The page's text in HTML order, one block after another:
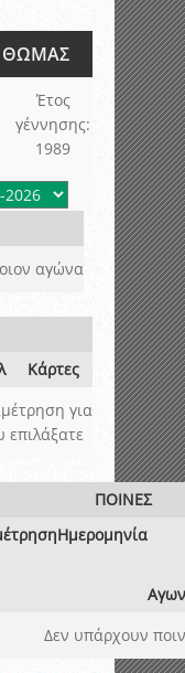
ΘΩΜΑΣ
Έτος
γέννησης:
1989
αγώνα
Κάρτες
για
επιλάξατε
ΠΟΙΝΕΣ
Ημερομηνία
Δεν υπάρχουν